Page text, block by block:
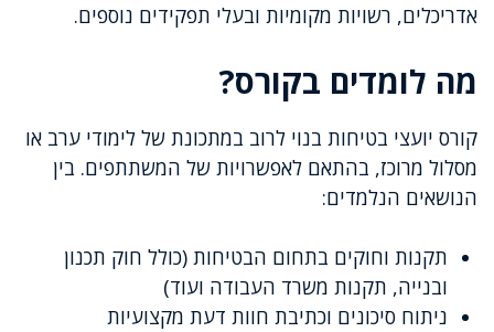
אדריכלים, רשויות מקומיות ובעלי תפקידים נוספים.
מה לומדים בקורס?
קורס יועצי בטיחות בנוי לרוב במתכונת של לימודי ערב או
מסלול מרוכז, בהתאם לאפשרויות של המשתתפים. בין
הנושאים הנלמדים:
תקנות וחוקים בתחום הבטיחות (כולל חוק תכנון
ובנייה, תקנות משרד העבודה ועוד)
ניתוח סיכונים וכתיבת חוות דעת מקצועיות